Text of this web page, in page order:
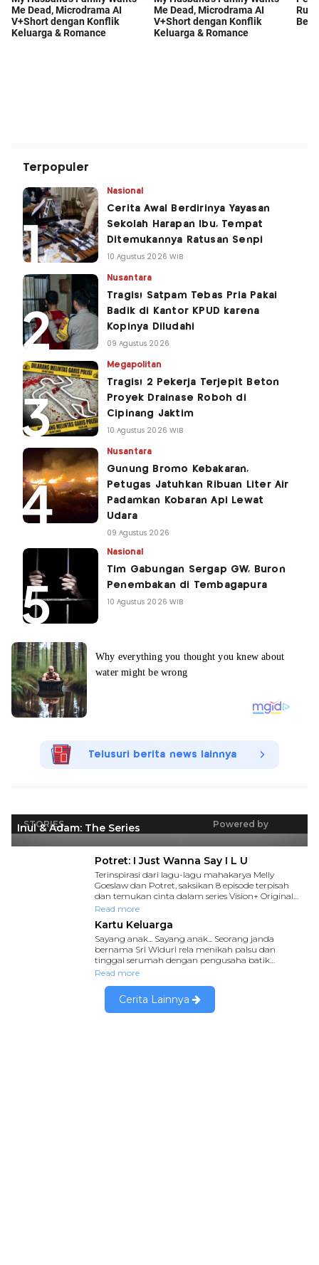
Terpopuler
Nasional
Cerita Awal Berdirinya Yayasan
Sekolah Harapan Ibu, Tempat
Ditemukannya Ratusan Senpi
10 Agustus 2026 WIB
Nusantara
Tragis! Satpam Tebas Pria Pakai
Badik di Kantor KPUD karena
Kopinya Diludahi
09 Agustus 2026
Megapolitan
Tragis! 2 Pekerja Terjepit Beton
Proyek Drainase Roboh di
Cipinang Jaktim
10 Agustus 2026 WIB
Nusantara
Gunung Bromo Kebakaran,
Petugas Jatuhkan Ribuan Liter Air
Padamkan Kobaran Api Lewat
Udara
09 Agustus 2026
Nasional
Tim Gabungan Sergap GW, Buron
Penembakan di Tembagapura
10 Agustus 2026 WIB
Telusuri berita news lainnya